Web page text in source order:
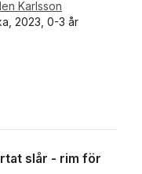
Karlsson
2023, 0-3 år
antal röster:
slår - rim för